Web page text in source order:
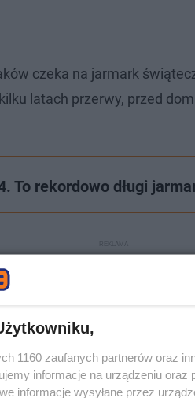
czeka na jarmark
latach przerwy, przed
To rekordowo długi
1160 zaufanych partnerów oraz
informacje na urządzeniu
informacje wysyłane przez